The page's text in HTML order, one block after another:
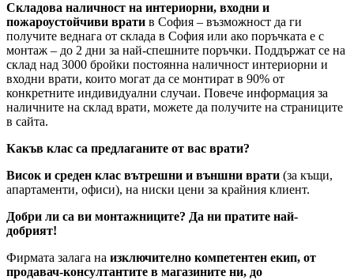
Складова наличност на интериорни, входни и
пожароустойчиви врати в София – възможност да ги
получите веднага от склада в София или ако поръчката е с
монтаж – до 2 дни за най-спешните поръчки. Поддържат се на
склад над 3000 бройки постоянна наличност интериорни и
входни врати, които могат да се монтират в 90% от
конкретните индивидуални случаи. Повече информация за
наличните на склад врати, можете да получите на страниците
в сайта.
Какъв клас са предлаганите от вас врати?
Висок и среден клас вътрешни и външни врати (за къщи,
апартаменти, офиси), на ниски цени за крайния клиент.
Добри ли са ви монтажниците? Да ни пратите най-
добрият!
Фирмата залага на изключително компетентен екип, от
продавач-консултантите в магазините ни, до